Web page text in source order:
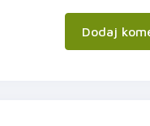
Dodaj